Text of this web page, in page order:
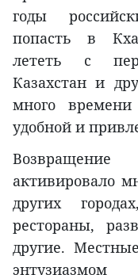
годы
попасть в
лететь с
Казахстан и
много
удобной и
активировало
других
рестораны,
другие.